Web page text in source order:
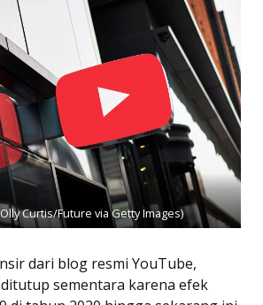
Curtis/Future via Getty Images)
dari blog resmi YouTube,
sementara karena efek